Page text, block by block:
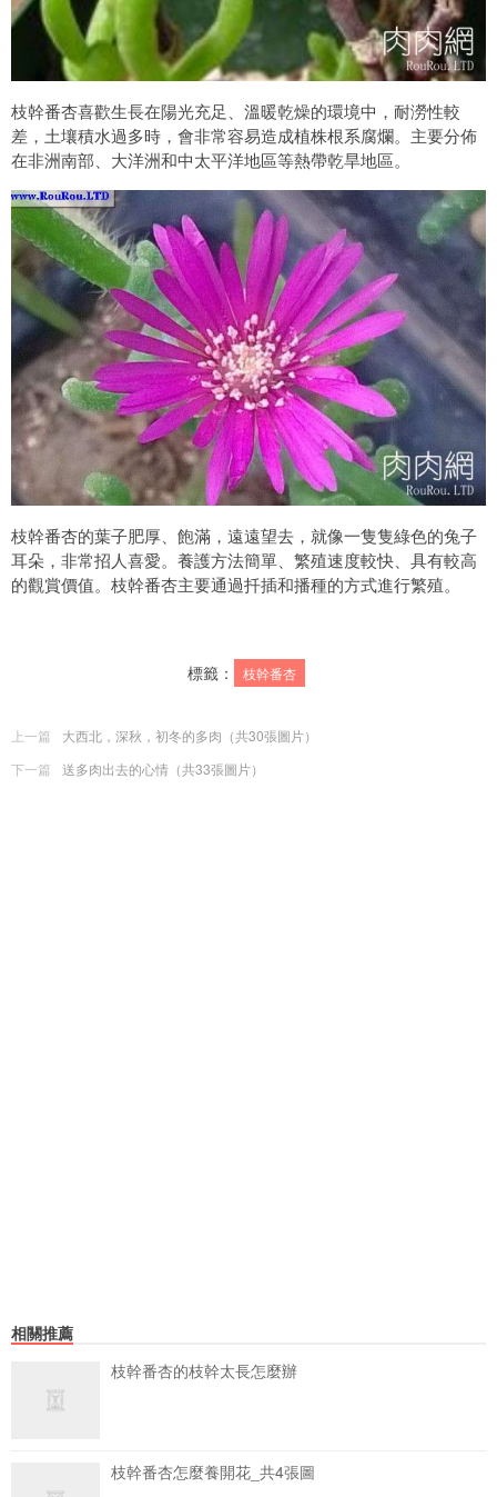
枝幹番杏喜歡生長在陽光充足、溫暖乾燥的環境中，耐澇性較
差，土壤積水過多時，會非常容易造成植株根系腐爛。主要分佈
在非洲南部、大洋洲和中太平洋地區等熱帶乾旱地區。
枝幹番杏的葉子肥厚、飽滿，遠遠望去，就像一隻隻綠色的兔子
耳朵，非常招人喜愛。養護方法簡單、繁殖速度較快、具有較高
的觀賞價值。枝幹番杏主要通過扦插和播種的方式進行繁殖。
標籤： 枝幹番杏
上一篇
大西北，深秋，初冬的多肉（共30張圖片）
下一篇
送多肉出去的心情（共33張圖片）
相關推薦
枝幹番杏的枝幹太長怎麼辦
枝幹番杏怎麼養開花_共4張圖